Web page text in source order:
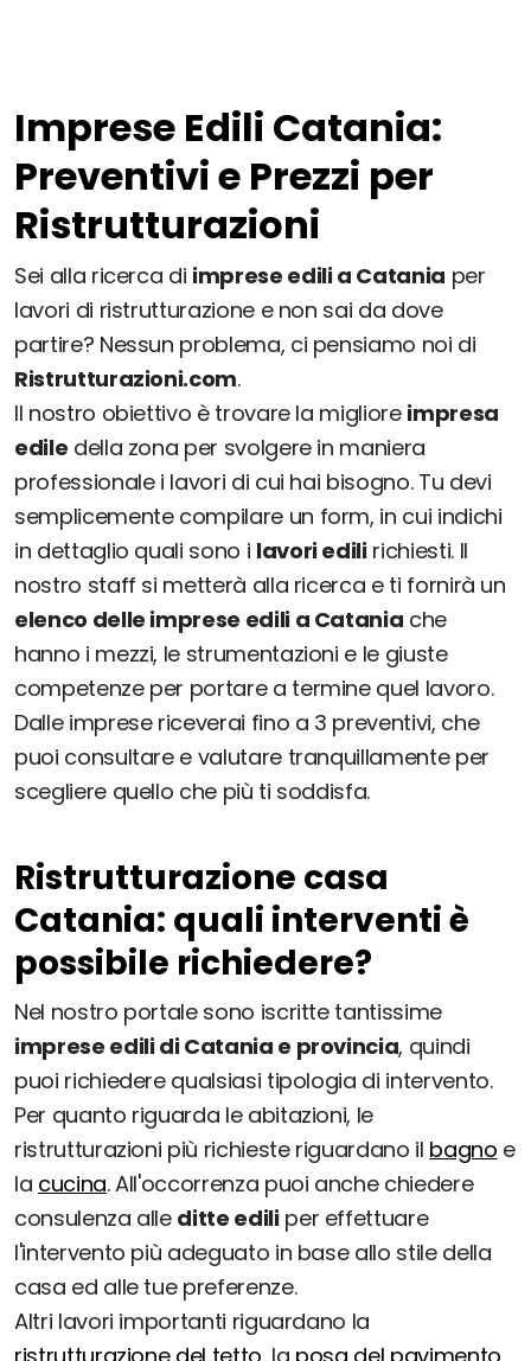
Imprese Edili Catania:
Preventivi e Prezzi per
Ristrutturazioni
Sei alla ricerca di imprese edili a Catania per
lavori di ristrutturazione e non sai da dove
partire? Nessun problema, ci pensiamo noi di
Ristrutturazioni.com.
Il nostro obiettivo è trovare la migliore impresa
edile della zona per svolgere in maniera
professionale i lavori di cui hai bisogno. Tu devi
semplicemente compilare un form, in cui indichi
in dettaglio quali sono i lavori edilirichiesti. Il
nostro staff si metterà alla ricerca e ti fornirà un
elenco delle imprese edili a Catania che
hanno i mezzi, le strumentazioni e le giuste
competenze per portare a termine quel lavoro.
Dalle imprese riceverai fino a 3 preventivi, che
puoi consultare e valutare tranquillamente per
scegliere quello che più ti soddisfa.
Ristrutturazione casa
Catania: quali interventi è
possibile richiedere?
Nel nostro portale sono iscritte tantissime
imprese edili di Catania e provincia, quindi
puoi richiedere qualsiasi tipologia di intervento.
Per quanto riguarda le abitazioni, le
ristrutturazioni più richieste riguardano il bagno e
la cucina. All'occorrenza puoi anche chiedere
consulenza alle ditte ediliper effettuare
l'intervento più adeguato in base allo stile della
casa ed alle tue preferenze.
Altri lavori importanti riguardano la